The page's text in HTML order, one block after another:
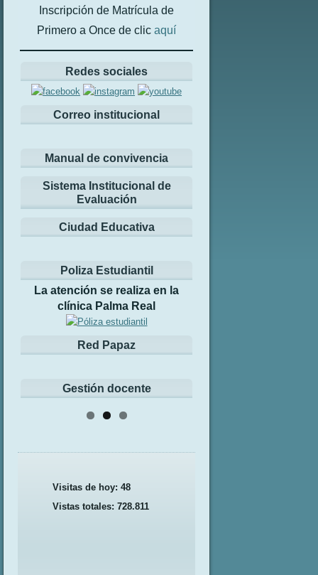
Inscripción de Matrícula de
Primero a Once de clicaquí
Redes sociales
Correo institucional
Manual de convivencia
Sistema Institucional de
Evaluación
Ciudad Educativa
Poliza Estudiantil
La atención se realiza en la
clínica Palma Real
Red Papaz
Gestión docente
Visitas de hoy:48
Vistas totales:728.811